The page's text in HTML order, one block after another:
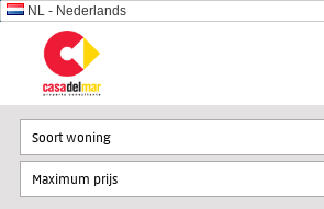
NL - Nederlands
Soort woning